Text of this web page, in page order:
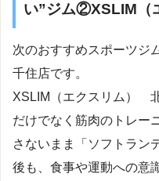
い”ジム②XSLIM（
次のおすすめスポーツ
千住店です。
XSLIM（エクスリム）
だけでなく筋肉のトレー
さないまま「ソフトラン
後も、食事や運動への意